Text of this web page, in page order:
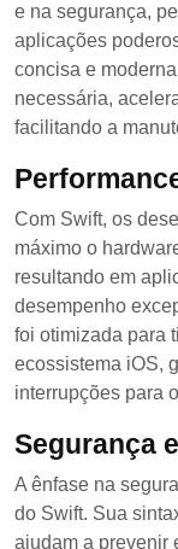
e na segurança,
aplicações
concisa e
necessária,
facilitando a
Com Swift, os
máximo o
resultando em
desempenho
foi otimizada para
ecossistema iOS,
interrupções para
Segurança
A ênfase na
do Swift. Sua
ajudam a prevenir